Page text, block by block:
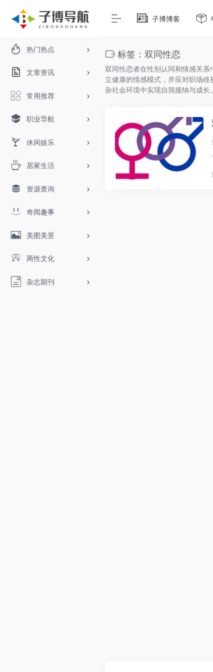
热门热点
文章资讯
常用推荐
职业导航
休闲娱乐
居家生活
资源查询
奇闻趣事
美图美景
两性文化
杂志期刊
子博博客
标签：双同性恋
双同性恋者在性别认同和情感关
立健康的情感模式，并应对职场
杂社会环境中实现自我接纳与成长。